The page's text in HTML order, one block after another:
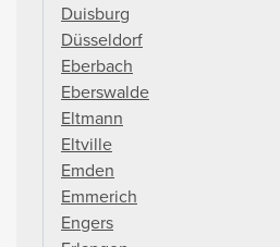
Duisburg
Düsseldorf
Eberbach
Eberswalde
Eltmann
Eltville
Emden
Emmerich
Engers